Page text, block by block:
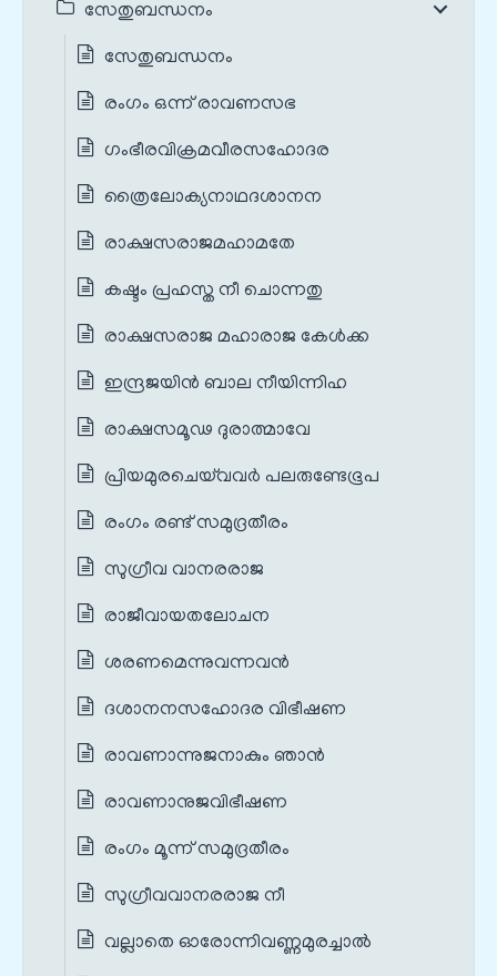
സേതുബന്ധനം
സേതുബന്ധനം
രംഗം ഒന്ന് രാവണസഭ
ഗംഭീരവിക്രമവീരസഹോദര
ത്രൈലോക്യനാഥദശാനന
രാക്ഷസരാജമഹാമതേ
കഷ്ടം പ്രഹസ്ത നീ ചൊന്നതു
രാക്ഷസരാജ മഹാരാജ കേൾക്ക
ഇന്ദ്രജയിൻ ബാല നീയിന്നിഹ
രാക്ഷസമൂഢ ദുരാത്മാവേ
പ്രിയമുരചെയ്‌വവർ പലരുണ്ടേഭൂപ
രംഗം രണ്ട് സമുദ്രതീരം
സുഗ്രീവ വാനരരാജ
രാജീവായതലോചന
ശരണമെന്നുവന്നവൻ
ദശാനനസഹോദര വിഭീഷണ
രാവണാന്നുജനാകും ഞാൻ
രാവണാനുജവിഭീഷണ
രംഗം മൂന്ന് സമുദ്രതീരം
സുഗ്രീവവാനരരാജ നീ
വല്ലാതെ ഓരോന്നിവണ്ണമുരച്ചാൽ